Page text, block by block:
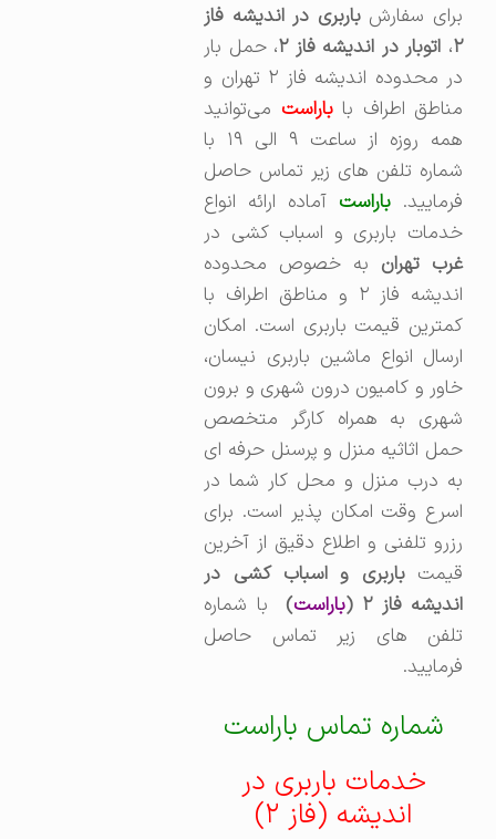
برای سفارشباربری در اندیشه فاز
اتوبار در اندیشه فاز ۲ ، حمل بار
در محدوده اندیشه فاز ۲ تهران و
مناطق اطراف باباراستمی‌توانید
همه روزه از ساعت ۹ الی ۱۹ با
شماره تلفن های زیر تماس حاصل
فرمایید.باراستآماده ارائه انواع
خدمات باربری و اسباب کشی در
غرب تهرانبه خصوص محدوده
اندیشه فاز ۲ و مناطق اطراف با
کمترین قیمت باربری است. امکان
ارسال انواع ماشین باربری نیسان،
خاور و کامیون درون شهری و برون
شهری به همراه کارگر متخصص
حمل اثاثیه منزل و پرسنل حرفه ای
به درب منزل و محل کار شما در
اسرع وقت امکان پذیر است. برای
رزرو تلفنی و اطلاع دقیق از آخرین
قیمتباربری و اسباب کشی در
اندیشه فاز ۲ (
باراست)با شماره
تلفن های زیر تماس حاصل
فرمایید.
شماره تماس باراست
خدمات باربری در
اندیشه (فاز ۲)